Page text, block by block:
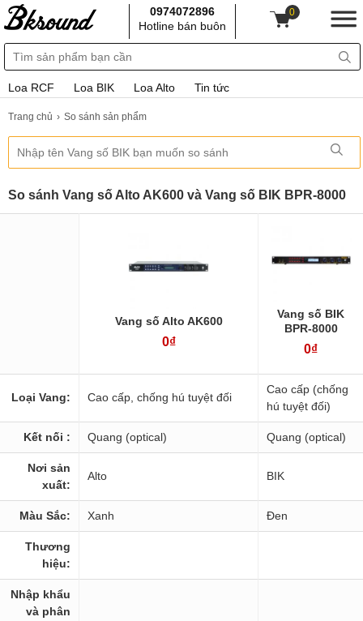
0974072896
Hotline bán buôn
0
Loa RCF Loa BIK Loa Alto Tin tức
Trang chủ So sánh sản phẩm
So sánh Vang số Alto AK600 và Vang số BIK BPR-8000
Vang số Alto AK600
0₫
Vang số BIK
BPR-8000
0₫
Loại Vang: Cao cấp, chống hú tuyệt đối
Cao cấp (chống
hú tuyệt đối)
Kết nối : Quang (optical) Quang (optical)
Nơi sản
xuất:
Alto BIK
Màu Sắc: Xanh Đen
Thương
hiệu:
Nhập khẩu
và phân